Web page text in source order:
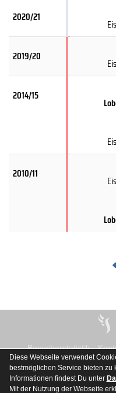
2020/21
2019/20
2014/15
2010/11
Besucherstatistik
Diese Webseite verwendet
bestmöglichen Service bieten zu
Informationen findest Du unter
Mit der Nutzung der Webseite